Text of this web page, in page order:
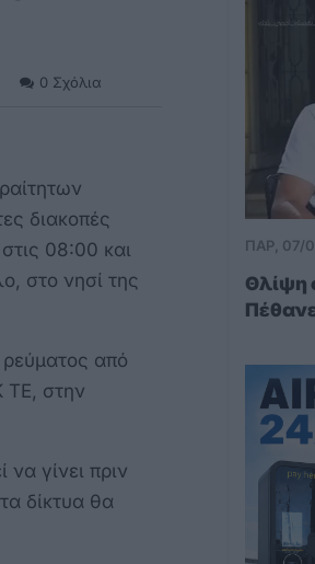
0 Σχόλια
διακοπές
08:00 και
στο νησί της
ρεύματος από
ΤΕ, στην
γίνει πριν
δίκτυα θα
ΠΑΡ, 07/
Θλίψη